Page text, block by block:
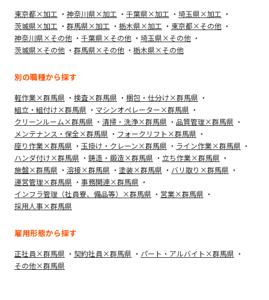
東京都×加工 神奈川県×加工 千葉県×加工
埼玉県×加工
茨城県×加工
群馬県×加工 栃木県×加工
東京都×その他
神奈川県×その他
千葉県×その他
埼玉県×その他
茨城県×その他
群馬県×その他 栃木県×その他
別の職種から探す
軽作業×群馬県 検査×群馬県
梱包・仕分け×群馬県
組立・組付け×群馬県
マシンオペレーター×群馬県
クリーンルーム×群馬県
清掃・洗浄×群馬県
品質管理×群馬県
メンテナンス・保全×群馬県
フォークリフト×群馬県
座り作業×群馬県
玉掛け・クレーン×群馬県
ライン作業×群馬県
ハンダ付け×群馬県
鋳造・鍛造×群馬県
立ち作業×群馬県
施盤×群馬県
溶接×群馬県 塗装×群馬県
バリ取り×群馬県
運営管理×群馬県
事務関連×群馬県
インフラ管理（社員寮、備品等）×群馬県
営業×群馬県
採用人事×群馬県
雇用形態から探す
正社員×群馬県 契約社員×群馬県
パート・アルバイト×群馬県
その他×群馬県